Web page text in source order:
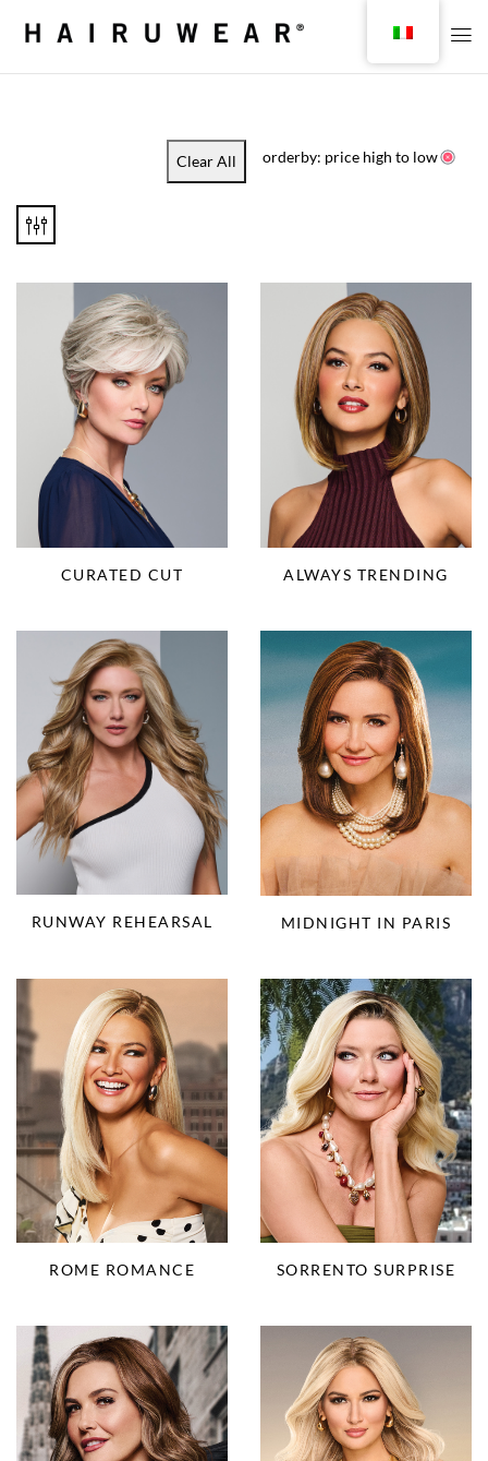
Clear All orderby: price high to low
CURATED CUT ALWAYS TRENDING
RUNWAY REHEARSAL MIDNIGHT IN PARIS
ROME ROMANCE SORRENTO SURPRISE